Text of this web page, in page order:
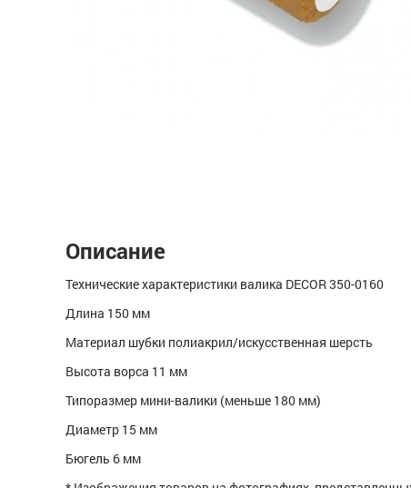
Описание
Технические характеристики валика DECOR 350-0160
Длина 150 мм
Материал шубки полиакрил/искусственная шерсть
Высота ворса 11 мм
Типоразмер мини-валики (меньше 180 мм)
Диаметр 15 мм
Бюгель 6 мм